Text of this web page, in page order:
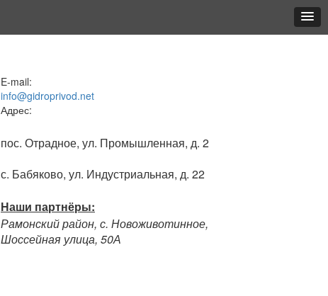
E-mail:
info@gidroprivod.net
Адрес:
пос. Отрадное, ул. Промышленная, д. 2
с. Бабяково, ул. Индустриальная, д. 22
Наши партнёры:
Рамонский район, с. Новоживотинное,
Шоссейная улица, 50А